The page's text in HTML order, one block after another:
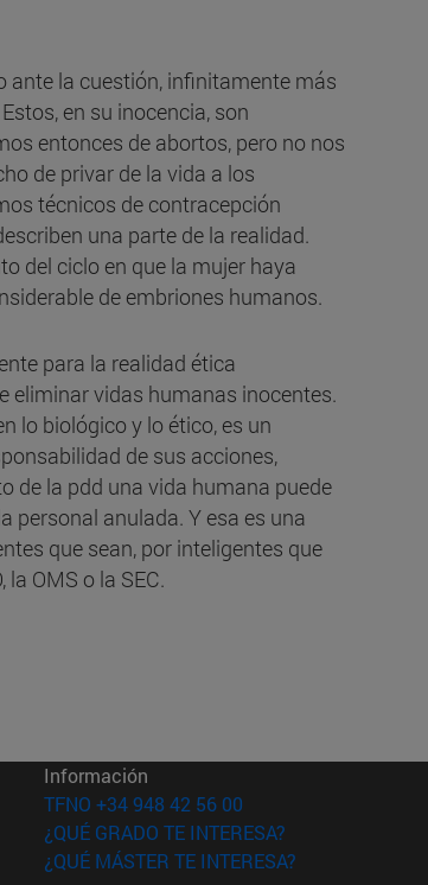
ante la cuestión, infinitamente más
en su inocencia, son
entonces de abortos, pero no nos
de privar de la vida a los
técnicos de contracepción
una parte de la realidad.
del ciclo en que la mujer haya
de embriones humanos.
para la realidad ética
eliminar vidas humanas inocentes.
lo biológico y lo ético, es un
de sus acciones,
de la pdd una vida humana puede
personal anulada. Y esa es una
que sean, por inteligentes que
OMS o la SEC.
ventana)
Información
TFNO +34 948 42 56 00
¿QUÉ GRADO TE INTERESA?
¿QUÉ MÁSTER TE INTERESA?